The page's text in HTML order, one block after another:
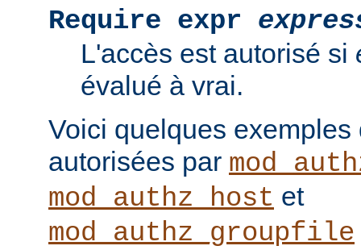
Require expr
L'accès est autorisé si
évalué à vrai.
Voici quelques exemples
autorisées par
mod_authz_host et
mod_authz_groupfile